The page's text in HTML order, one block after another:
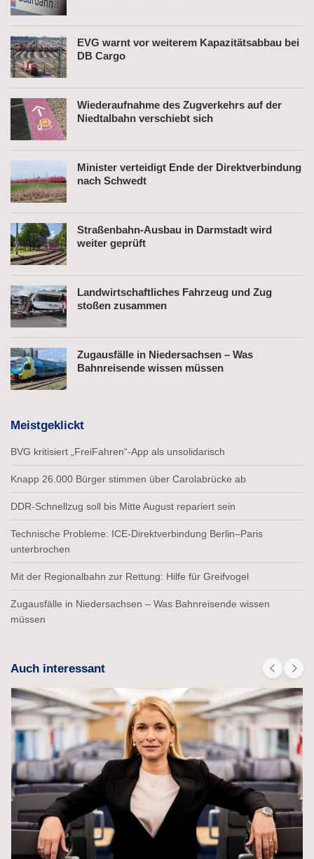
EVG warnt vor weiterem Kapazitätsabbau bei
DB Cargo
Wiederaufnahme des Zugverkehrs auf der
Niedtalbahn verschiebt sich
Minister verteidigt Ende der Direktverbindung
nach Schwedt
Straßenbahn-Ausbau in Darmstadt wird
weiter geprüft
Landwirtschaftliches Fahrzeug und Zug
stoßen zusammen
Zugausfälle in Niedersachsen – Was
Bahnreisende wissen müssen
Meistgeklickt
BVG kritisiert „FreiFahren“-App als unsolidarisch
Knapp 26.000 Bürger stimmen über Carolabrücke ab
DDR-Schnellzug soll bis Mitte August repariert sein
Technische Probleme: ICE-Direktverbindung Berlin–Paris
unterbrochen
Mit der Regionalbahn zur Rettung: Hilfe für Greifvogel
Zugausfälle in Niedersachsen – Was Bahnreisende wissen
müssen
Auch interessant